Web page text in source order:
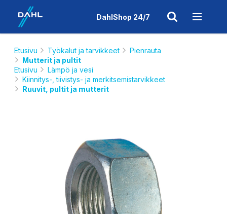
DahlShop 24/7
Etusivu Työkalut ja tarvikkeet
Pienrauta
Mutterit ja pultit
Etusivu
Lämpö ja vesi
Kiinnitys-, tiivistys- ja merkitsemistarvikkeet
Ruuvit, pultit ja mutterit